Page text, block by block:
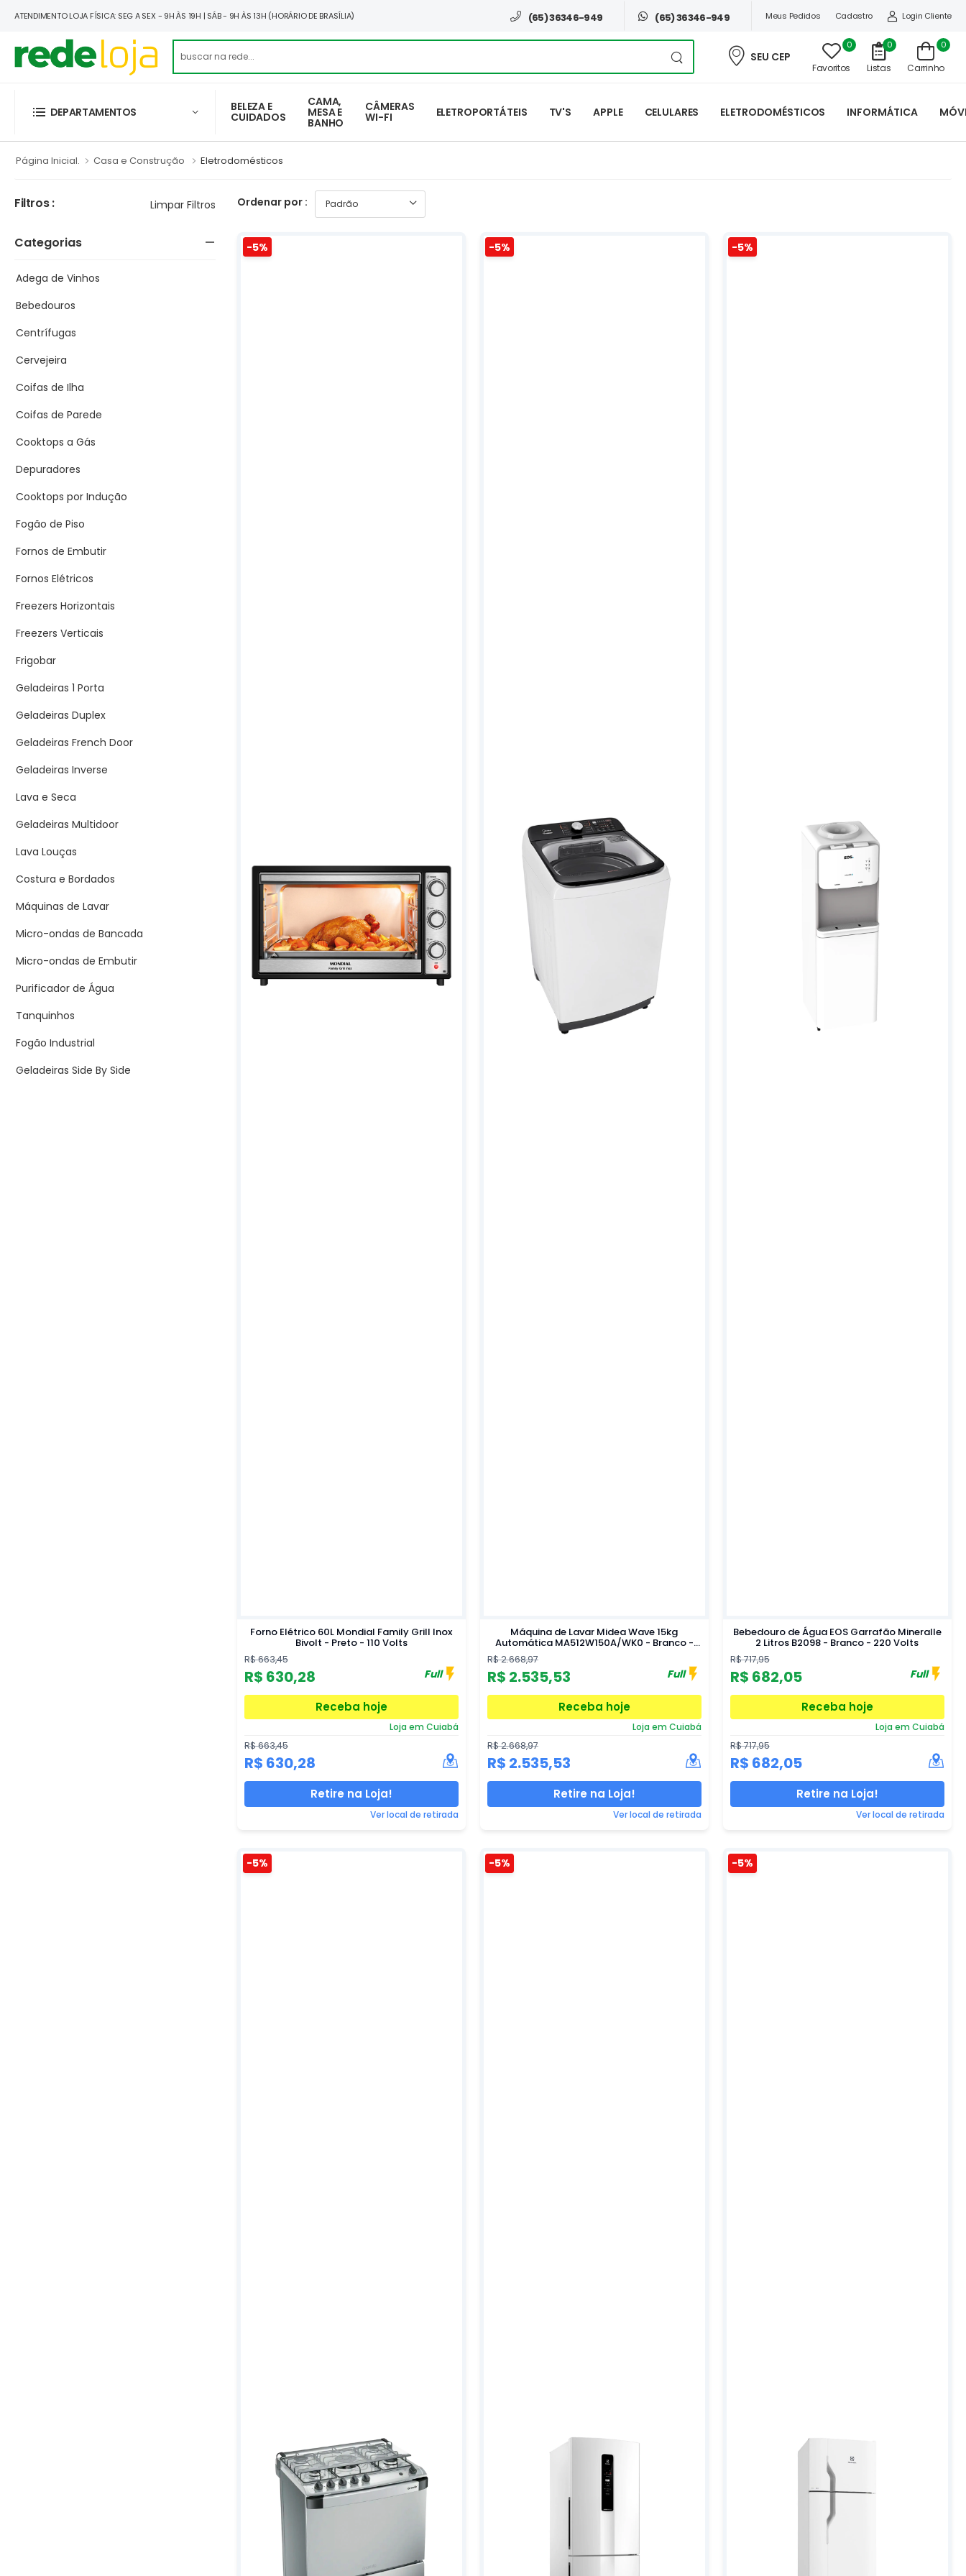
ATENDIMENTO LOJA FÍSICA: SEG A SEX - 9H ÀS 19H | SÁB - 9H ÀS 13H (HORÁRIO DE BRASÍLIA) (65) 36346-949 (65) 36346-949 Meus Pedidos Cadastro Login Cliente
SEU CEP
0
Favoritos
0
Listas
0
Carrinho
DEPARTAMENTOS BELEZA E
CUIDADOS
CAMA,
MESA E
BANHO
CÂMERAS
WI-FI ELETROPORTÁTEIS TV'S APPLE CELULARES ELETRODOMÉSTICOS INFORMÁTICA
Página Inicial. Casa e Construção Eletrodomésticos
Filtros : Limpar Filtros
Categorias
Adega de Vinhos
Bebedouros
Centrífugas
Cervejeira
Coifas de Ilha
Coifas de Parede
Cooktops a Gás
Depuradores
Cooktops por Indução
Fogão de Piso
Fornos de Embutir
Fornos Elétricos
Freezers Horizontais
Freezers Verticais
Frigobar
Geladeiras 1 Porta
Geladeiras Duplex
Geladeiras French Door
Geladeiras Inverse
Lava e Seca
Geladeiras Multidoor
Lava Louças
Costura e Bordados
Máquinas de Lavar
Micro-ondas de Bancada
Micro-ondas de Embutir
Purificador de Água
Tanquinhos
Fogão Industrial
Geladeiras Side By Side
Ordenar por :
-5%
Forno Elétrico 60L Mondial Family Grill Inox
Bivolt - Preto - 110 Volts
R$ 663,45
R$ 630,28 Full
Receba hoje
Loja em Cuiabá
R$ 663,45
R$ 630,28
Retire na Loja!
Ver local de retirada
-5%
Máquina de Lavar Midea Wave 15kg
Automática MA512W150A/WK0 - Branco -
R$ 2.668,97
R$ 2.535,53 Full
Receba hoje
Loja em Cuiabá
R$ 2.668,97
R$ 2.535,53
Retire na Loja!
Ver local de retirada
-5%
Bebedouro de Água EOS Garrafão Mineralle
2 Litros B2098 - Branco - 220 Volts
R$ 717,95
R$ 682,05 Full
Receba hoje
Loja em Cuiabá
R$ 717,95
R$ 682,05
Retire na Loja!
Ver local de retirada
-5% -5% -5%